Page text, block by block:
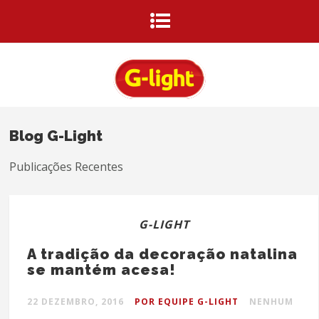
Blog G-Light
Publicações Recentes
G-LIGHT
A tradição da decoração natalina
se mantém acesa!
22 DEZEMBRO, 2016 POR EQUIPE G-LIGHT
NENHUM